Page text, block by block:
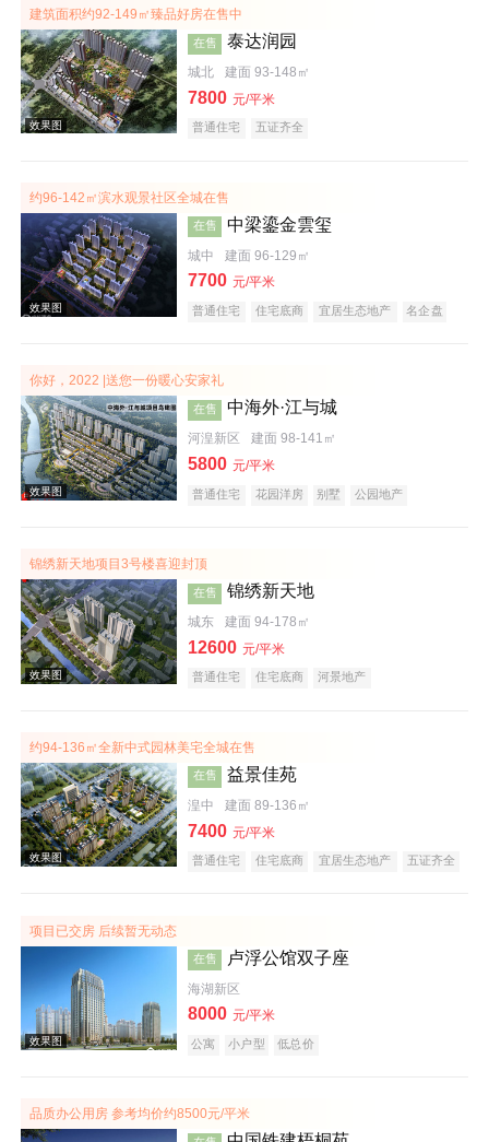
效果图
建筑面积约92-149㎡臻品好房在售中
效果图
在售 泰达润园
城北 建面 93-148㎡
7800 元/平米
普通住宅 五证齐全
约96-142㎡滨水观景社区全城在售
效果图
在售 中梁鎏金雲玺
城中 建面 96-129㎡
7700 元/平米
普通住宅 住宅底商 宜居生态地产 名企盘
你好，2022 |送您一份暖心安家礼
效果图
在售 中海外·江与城
河湟新区 建面 98-141㎡
5800 元/平米
普通住宅 花园洋房 别墅
公园地产
锦绣新天地项目3号楼喜迎封顶
在售 锦绣新天地
城东 建面 94-178㎡
12600 元/平米
普通住宅 住宅底商 河景地产
约94-136㎡全新中式园林美宅全城在售
在售 益景佳苑
湟中 建面 89-136㎡
7400 元/平米
普通住宅 住宅底商 宜居生态地产 五证齐全
项目已交房 后续暂无动态
在售 卢浮公馆双子座
海湖新区
8000 元/平米
公寓 小户型 低总价
品质办公用房 参考均价约8500元/平米